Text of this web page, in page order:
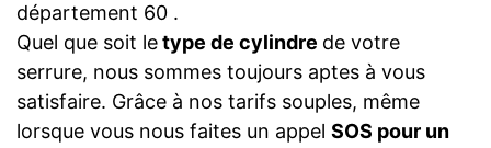
département 60 .
Quel que soit letype de cylindre de votre
serrure, nous sommes toujours aptes à vous
satisfaire. Grâce à nos tarifs souples, même
lorsque vous nous faites un appel SOS pour un